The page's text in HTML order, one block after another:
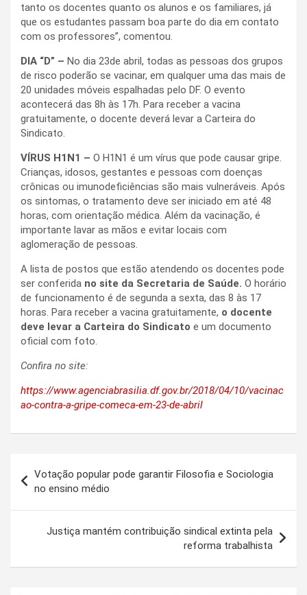
tanto os docentes quanto os alunos e os familiares, já
que os estudantes passam boa parte do dia em contato
com os professores”, comentou.
DIA “D” – No dia 23de abril, todas as pessoas dos grupos
de risco poderão se vacinar, em qualquer uma das mais de
20 unidades móveis espalhadas pelo DF. O evento
acontecerá das 8h às 17h. Para receber a vacina
gratuitamente, o docente deverá levar a Carteira do
Sindicato.
VÍRUS H1N1 – O H1N1 é um vírus que pode causar gripe.
Crianças, idosos, gestantes e pessoas com doenças
crônicas ou imunodeficiências são mais vulneráveis. Após
os sintomas, o tratamento deve ser iniciado em até 48
horas, com orientação médica. Além da vacinação, é
importante lavar as mãos e evitar locais com
aglomeração de pessoas.
A lista de postos que estão atendendo os docentes pode
ser conferida no site da Secretaria de Saúde. O horário
de funcionamento é de segunda a sexta, das 8 às 17
horas. Para receber a vacina gratuitamente, o docente
deve levar a Carteira do Sindicato e um documento
oficial com foto.
Confira no site:
https://www.agenciabrasilia.df.gov.br/2018/04/10/vacinac
ao-contra-a-gripe-comeca-em-23-de-abril
de
Post
Votação popular pode garantir Filosofia e Sociologia
no ensino médio
Justiça mantém contribuição sindical extinta pela
reforma trabalhista